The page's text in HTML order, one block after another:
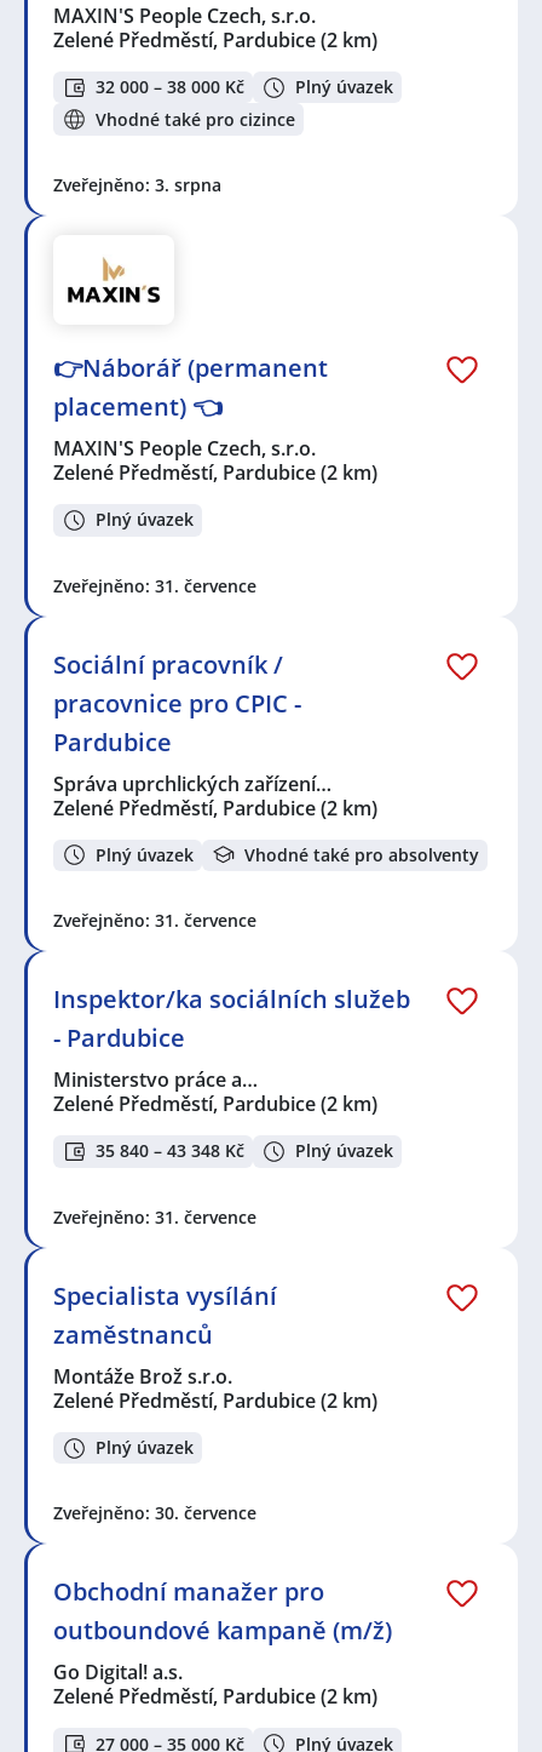
MAXIN'S People Czech, s.r.o.
Zelené Předměstí, Pardubice(2 km)
32 000 – 38 000 Kč
Plný úvazek
Vhodné také pro cizince
Zveřejněno: 3. srpna
👉Náborář (permanent
placement) 👈
MAXIN'S People Czech, s.r.o.
Zelené Předměstí, Pardubice(2 km)
Plný úvazek
Zveřejněno: 31. července
Sociální pracovník /
pracovnice pro CPIC -
Pardubice
Správa uprchlických zařízení…
Zelené Předměstí, Pardubice(2 km)
Plný úvazek Vhodné také pro absolventy
Zveřejněno: 31. července
Inspektor/ka sociálních služeb
- Pardubice
Ministerstvo práce a…
Zelené Předměstí, Pardubice(2 km)
35 840 – 43 348 Kč Plný úvazek
Zveřejněno: 31. července
Specialista vysílání
zaměstnanců
Montáže Brož s.r.o.
Zelené Předměstí, Pardubice(2 km)
Plný úvazek
Zveřejněno: 30. července
Obchodní manažer pro
outboundové kampaně (m/ž)
Go Digital! a.s.
Zelené Předměstí, Pardubice(2 km)
27 000 – 35 000 Kč Plný úvazek